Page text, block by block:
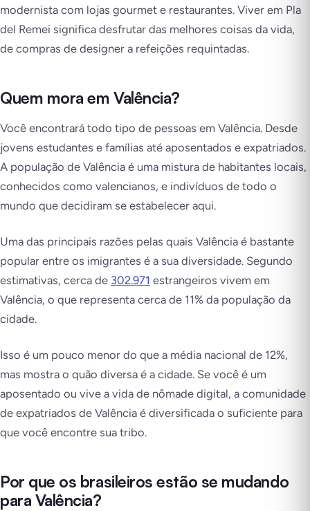
modernista com lojas gourmet e restaurantes. Viver em Pla
del Remei significa desfrutar das melhores coisas da vida,
de compras de designer a refeições requintadas.
Quem mora em Valência?
Você encontrará todo tipo de pessoas em Valência. Desde
jovens estudantes e famílias até aposentados e expatriados.
A população de Valência é uma mistura de habitantes locais,
conhecidos como valencianos, e indivíduos de todo o
mundo que decidiram se estabelecer aqui.
Uma das principais razões pelas quais Valência é bastante
popular entre os imigrantes é a sua diversidade. Segundo
estimativas, cerca de 302.971 estrangeiros vivem em
Valência, o que representa cerca de 11% da população da
cidade.
Isso é um pouco menor do que a média nacional de 12%,
mas mostra o quão diversa é a cidade. Se você é um
aposentado ou vive a vida de nômade digital, a comunidade
de expatriados de Valência é diversificada o suficiente para
que você encontre sua tribo.
Por que os brasileiros estão se mudando
para Valência?